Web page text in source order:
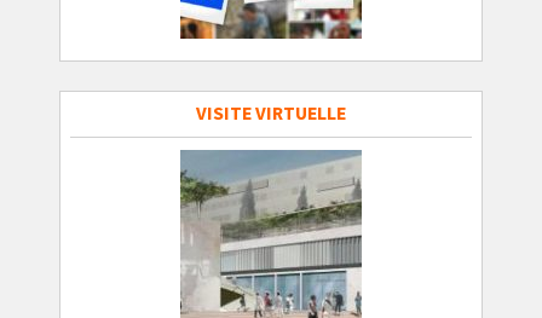
VISITE VIRTUELLE